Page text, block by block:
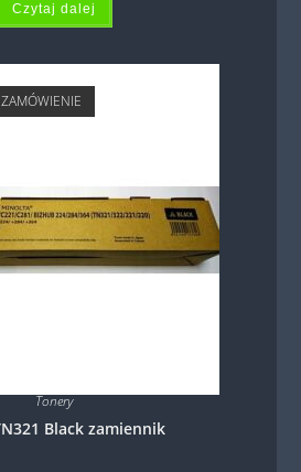
Czytaj dalej
Tonery
Black zamiennik